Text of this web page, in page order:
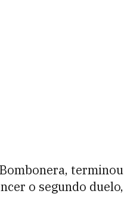
terminou
o segundo duelo,